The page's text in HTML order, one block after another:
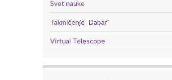
Svet nauke
Takmičenje "Dabar"
Virtual Telescope